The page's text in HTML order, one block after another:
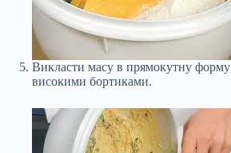
Викласти масу в прямокутну форму
високими бортиками.